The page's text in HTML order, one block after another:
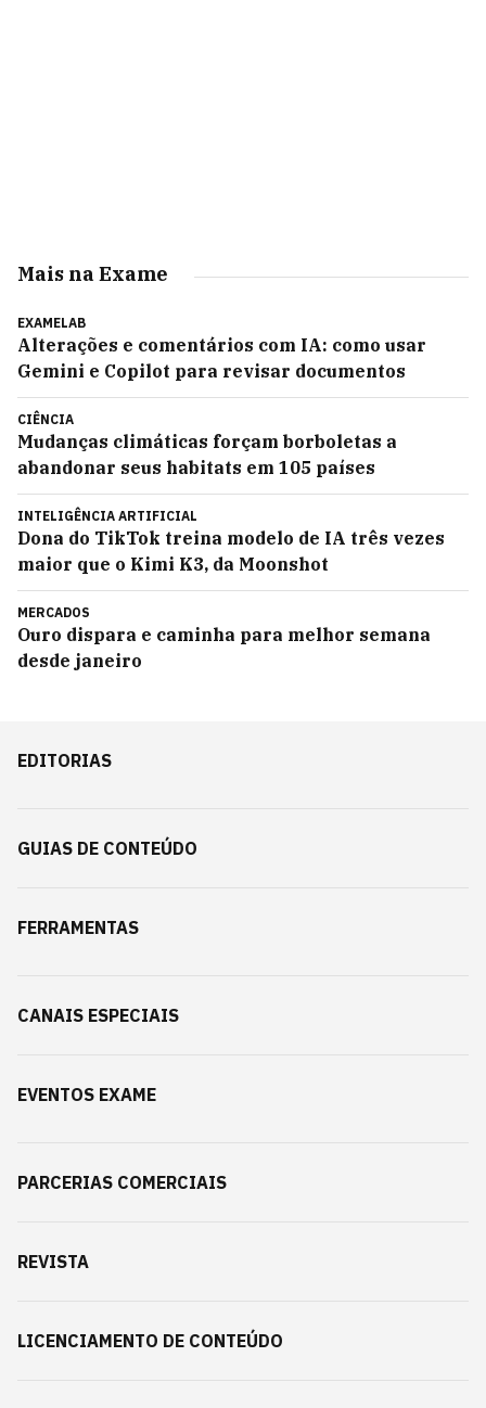
Mais na Exame
EXAMELAB
Alterações e comentários com IA: como usar
Gemini e Copilot para revisar documentos
CIÊNCIA
Mudanças climáticas forçam borboletas a
abandonar seus habitats em 105 países
INTELIGÊNCIA ARTIFICIAL
Dona do TikTok treina modelo de IA três vezes
maior que o Kimi K3, da Moonshot
MERCADOS
Ouro dispara e caminha para melhor semana
desde janeiro
EDITORIAS
GUIAS DE CONTEÚDO
FERRAMENTAS
CANAIS ESPECIAIS
EVENTOS EXAME
PARCERIAS COMERCIAIS
REVISTA
LICENCIAMENTO DE CONTEÚDO